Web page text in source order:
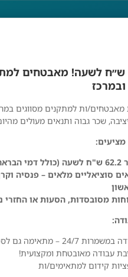
מעל 60 ש״ח לשעה! מאבטחים
מאבטחים/ות למתקנים מסווגים
שכר גבוה ותנאים מעולים
סוציאליים מלאים – פנסיה
מסובסדות, הסעות או החזרי
24/7 – מתאימה גם לסטודנטים/ות
עבודה מאובטחת ומקצועית!
קידום למתאימים/ות